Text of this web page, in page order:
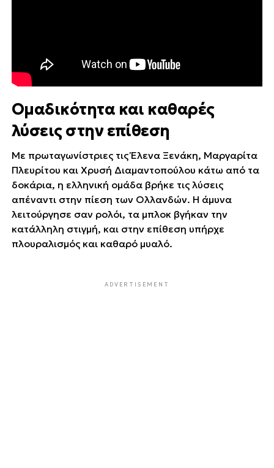
Ομαδικότητα και καθαρές
λύσεις στην επίθεση
Με πρωταγωνίστριες τις Έλενα Ξενάκη, Μαργαρίτα
Πλευρίτου και Χρυσή Διαμαντοπούλου κάτω από τα
δοκάρια, η ελληνική ομάδα βρήκε τις λύσεις
απέναντι στην πίεση των Ολλανδών. Η άμυνα
λειτούργησε σαν ρολόι, τα μπλοκ βγήκαν την
κατάλληλη στιγμή, και στην επίθεση υπήρχε
πλουραλισμός και καθαρό μυαλό.
ADVERTISEMENT